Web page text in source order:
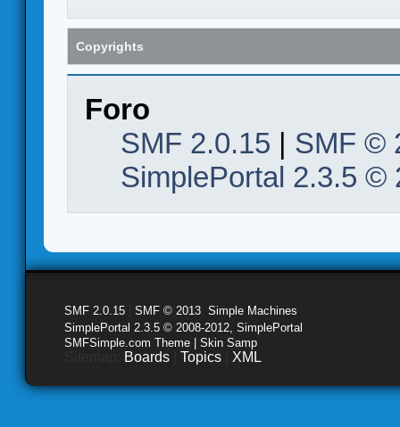
Copyrights
Foro
SMF 2.0.15 | SMF ©
SimplePortal 2.3.5 ©
SMF 2.0.15 SMF © 2013 Simple Machines
SimplePortal 2.3.5 © 2008-2012, SimplePortal
SMFSimple.com Theme | Skin Samp
Boards Topics XML